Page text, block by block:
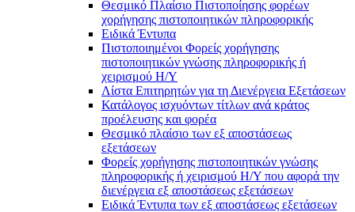
Θεσμικό Πλαίσιο Πιστοποίησης φορέων
χορήγησης πιστοποιητικών πληροφορικής
Ειδικά Έντυπα
Πιστοποιημένοι Φορείς χορήγησης
πιστοποιητικών γνώσης πληροφορικής ή
χειρισμού Η/Υ
Λίστα Επιτηρητών για τη Διενέργεια Εξετάσεων
Κατάλογος ισχυόντων τίτλων ανά κράτος
προέλευσης και φορέα
Θεσμικό πλαίσιο των εξ αποστάσεως
εξετάσεων
Φορείς χορήγησης πιστοποιητικών γνώσης
πληροφορικής ή χειρισμού Η/Υ που αφορά την
διενέργεια εξ αποστάσεως εξετάσεων
Ειδικά Έντυπα των εξ αποστάσεως εξετάσεων